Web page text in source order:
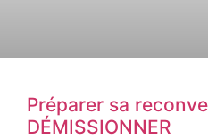
Préparer sa
DÉMISSIONNER